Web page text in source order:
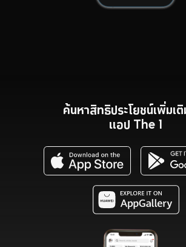
ค้นหาสิทธิประโยชน์เพิ่มเ
แอป The 1